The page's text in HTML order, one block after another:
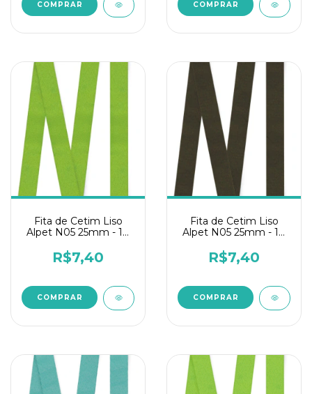
Fita de Cetim Liso
Alpet N05 25mm - 10
R$7,40
Fita de Cetim Liso
Alpet N05 25mm - 10
R$7,40